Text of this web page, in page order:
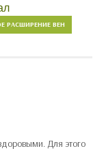
РАСШИРЕНИЕ ВЕН
Для этого